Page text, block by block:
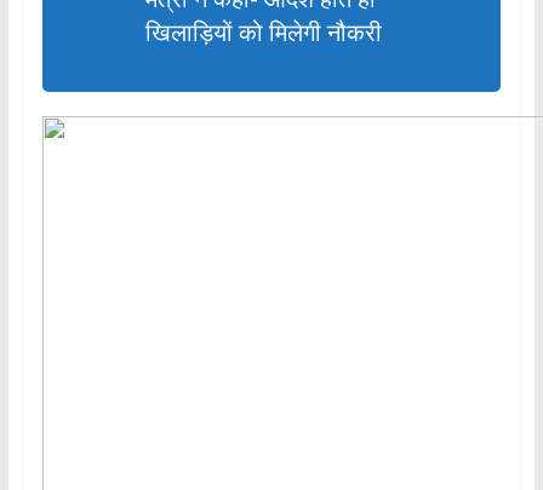
खिलाड़ियों को मिलेगी नौकरी